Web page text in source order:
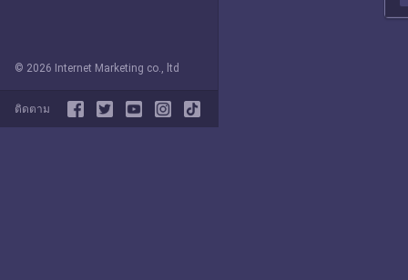
© 2026 Internet Marketing co., ltd
ติดตาม